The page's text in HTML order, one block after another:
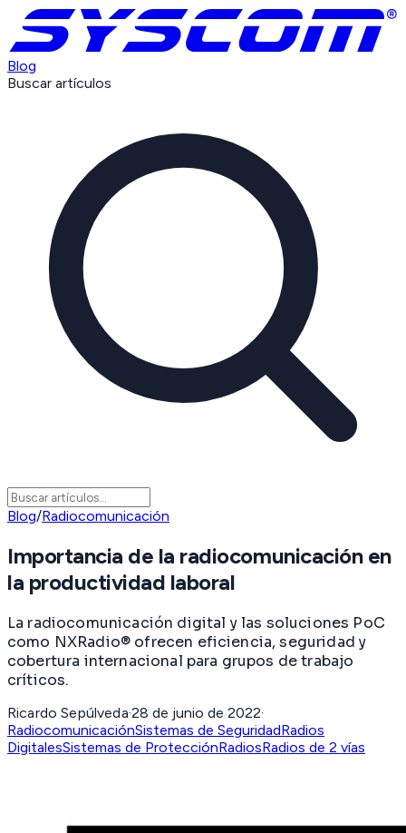
Blog
Buscar artículos
Blog/Radiocomunicación
Importancia de la radiocomunicación en
la productividad laboral
La radiocomunicación digital y las soluciones PoC
como NXRadio® ofrecen eficiencia, seguridad y
cobertura internacional para grupos de trabajo
críticos.
Ricardo Sepúlveda·28 de junio de 2022·
RadiocomunicaciónSistemas de SeguridadRadios
DigitalesSistemas de ProtecciónRadiosRadios de 2 vías